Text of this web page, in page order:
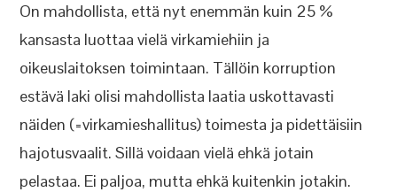
On mahdollista, että nyt enemmän kuin 25 %
kansasta luottaa vielä virkamiehiin ja
oikeuslaitoksen toimintaan. Tällöin korruption
estävä laki olisi mahdollista laatia uskottavasti
näiden (=virkamieshallitus) toimesta ja pidettäisiin
hajotusvaalit. Sillä voidaan vielä ehkä jotain
pelastaa. Ei paljoa, mutta ehkä kuitenkin jotakin.